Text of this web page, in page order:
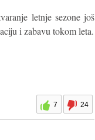
letnje sezone još
i zabavu tokom leta.
7 24